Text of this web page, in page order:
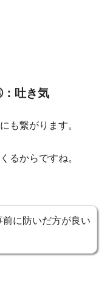
吐き気
にも繋がります。
るからですね。
に防いだ方が良い